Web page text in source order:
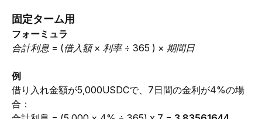
固定ターム用
フォーミュラ
合計利息 = (借入額 × 利率 ÷ 365 ) × 期間日
例
借り入れ金額が5,000USDCで、7日間の金利が4%の場
合：